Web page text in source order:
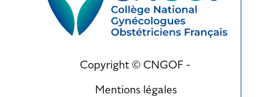
Copyright © CNGOF -
Mentions légales